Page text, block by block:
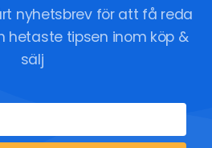
nyhetsbrev för att få reda
hetaste tipsen inom köp &
sälj